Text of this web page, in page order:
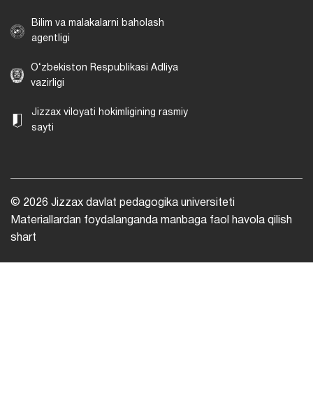
Bilim va malakalarni baholash
agentligi
O‘zbekiston Respublikasi Adliya
vazirligi
Jizzax viloyati hokimligining rasmiy
sayti
© 2026 Jizzax davlat pedagogika universiteti
Materiallardan foydalanganda manbaga faol havola qilish
shart